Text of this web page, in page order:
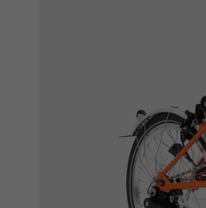
Láhve a bidony
Péče o kolo